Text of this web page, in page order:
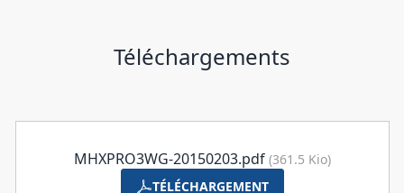
Téléchargements
MHXPRO3WG-20150203.pdf (361.5 Kio)
TÉLÉCHARGEMENT